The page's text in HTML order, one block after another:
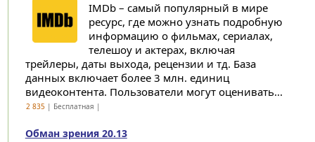
IMDb – самый популярный в мире
ресурс, где можно узнать подробную
информацию о фильмах, сериалах,
телешоу и актерах, включая
трейлеры, даты выхода, рецензии и тд. База
данных включает более 3 млн. единиц
видеоконтента. Пользователи могут оценивать...
2 835| Бесплатная |
Обман зрения 20.13